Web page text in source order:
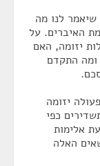
לנו מה
האיברים. על
יזומה, האם
ומה התקדם
יזומה
כפי
אלימות
האלה